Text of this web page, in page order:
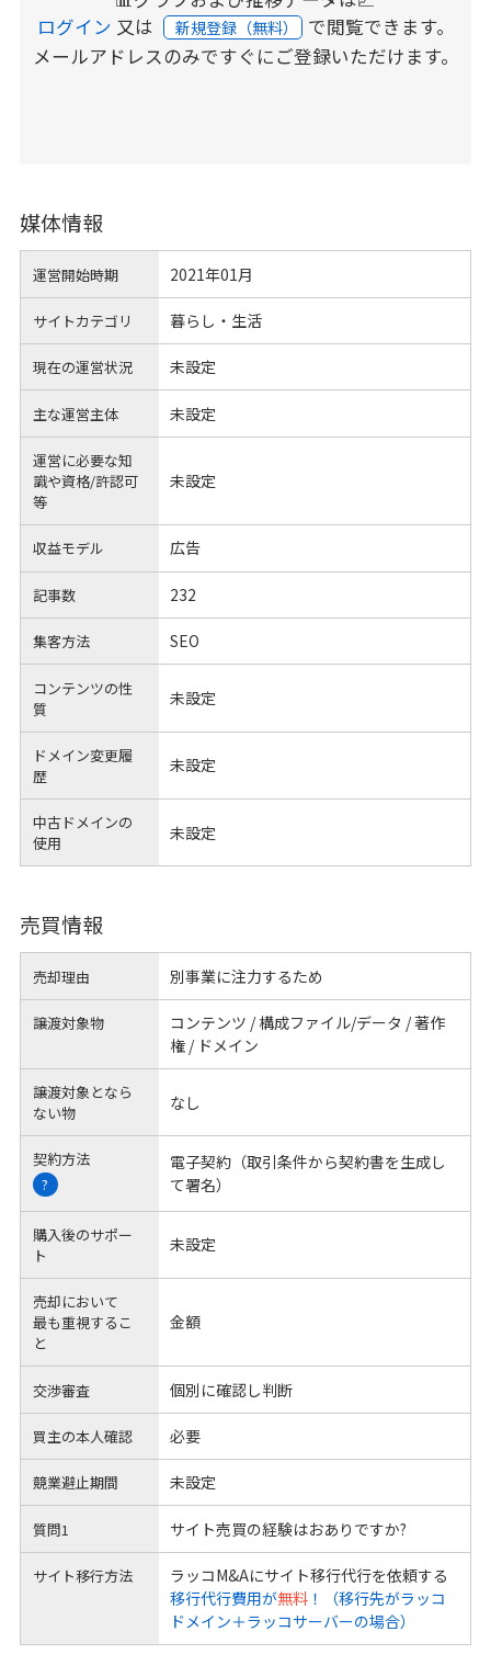
ログイン 又は 新規登録（無料） で閲覧できます。
メールアドレスのみですぐにご登録いただけます。
媒体情報
運営開始時期 2021年01月
サイトカテゴリ 暮らし・生活
現在の運営状況 未設定
主な運営主体 未設定
運営に必要な知
識や資格/許認可
等
未設定
収益モデル 広告
記事数 232
集客方法 SEO
コンテンツの性
質
未設定
ドメイン変更履
歴
未設定
中古ドメインの
使用
未設定
売買情報
売却理由 別事業に注力するため
譲渡対象物
コンテンツ / 構成ファイル/データ / 著作
権 / ドメイン
譲渡対象となら
ない物
なし
契約方法
?
電子契約（取引条件から契約書を生成し
て署名）
購入後のサポー
ト
未設定
売却において
最も重視するこ
と
金額
交渉審査 個別に確認し判断
買主の本人確認 必要
競業避止期間 未設定
質問1 サイト売買の経験はおありですか?
サイト移行方法
ラッコM&Aにサイト移行代行を依頼する
移行代行費用が無料！（移行先がラッコ
ドメイン＋ラッコサーバーの場合）